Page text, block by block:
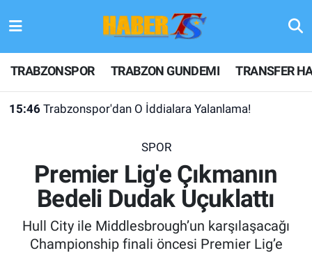
TRABZONSPOR TRABZON GUNDEMI TRANSFER
15:46 Trabzonspor'dan O İddialara Yalanlama!
SPOR
Premier Lig'e Çıkmanın
Bedeli Dudak Uçuklattı
Hull City ile Middlesbrough’un karşılaşacağı
Championship finali öncesi Premier Lig’e
TRABZONSPOR
TRABZON GUNDEMI
KULİS MEYDANI
1461 TRABZON
Hava Durumu
Trafik Durumu
Son Dakika Haberleri
Haber Arşivi